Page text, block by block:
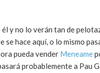
y no lo verán tan de
hace aquí, o lo mismo
pueda vender Meneame
probablemente a Pau